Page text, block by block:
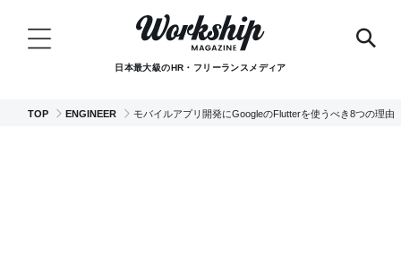
日本最大級のHR・フリーランスメディア
TOP ENGINEER モバイルアプリ開発にGoogleのFlutterを使うべき8つの理由